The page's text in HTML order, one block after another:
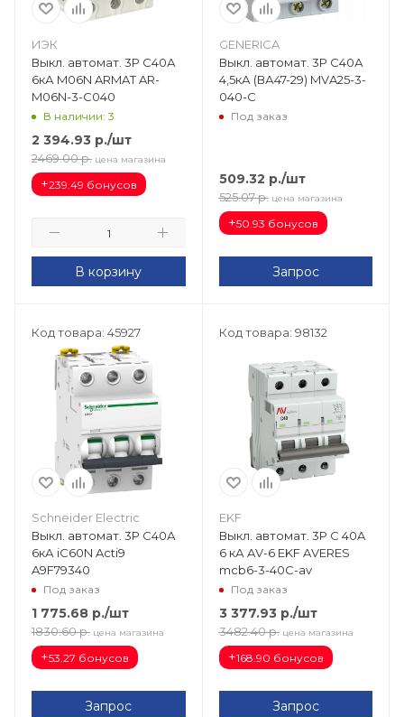
ИЭК
Выкл. автомат. 3Р С40А
6кА M06N ARMAT AR-
M06N-3-C040
В наличии: 3
2 394.93 р./шт
2469.00 р. цена магазина
+239.49 бонусов
В корзину
GENERICA
Выкл. автомат. 3Р С40А
4,5кА (ВА47-29) MVA25-3-
040-C
Под заказ
509.32 р./шт
525.07 р. цена магазина
+50.93 бонусов
Запрос
Код товара: 45927
Schneider Electric
Выкл. автомат. 3Р С40А
6кА iC60N Acti9
A9F79340
Под заказ
1 775.68 р./шт
1830.60 р. цена магазина
+53.27 бонусов
Запрос
Код товара: 98132
EKF
Выкл. автомат. 3Р С 40A
6 кА AV-6 EKF AVERES
mcb6-3-40C-av
Под заказ
3 377.93р./шт
3482.40 р. цена магазина
+168.90 бонусов
Запрос